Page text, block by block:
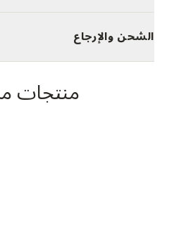
الشحن والإرجاع
منتجات